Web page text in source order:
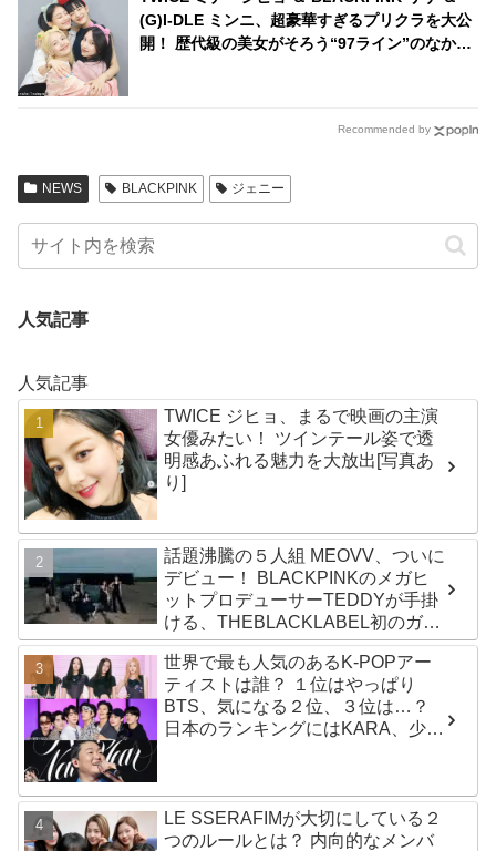
(G)I-DLE ミンニ、超豪華すぎるプリクラを大公
開！ 歴代級の美女がそろう“97ライン”のなかよ
Recommended by
NEWS BLACKPINK ジェニー
人気記事
人気記事
TWICE ジヒョ、まるで映画の主演
女優みたい！ ツインテール姿で透
明感あふれる魅力を大放出[写真あ
り]
話題沸騰の５人組 MEOVV、ついに
デビュー！ BLACKPINKのメガヒ
ットプロデューサーTEDDYが手掛
ける、THEBLACKLABEL初のガー
ルズグループ！ デビューシングル
「MEOW」をリリース
世界で最も人気のあるK-POPアー
ティストは誰？ １位はやっぱり
BTS、気になる２位、３位は…？
日本のランキングにはKARA、少女
LE SSERAFIMが大切にしている２
つのルールとは？ 内向的なメンバ